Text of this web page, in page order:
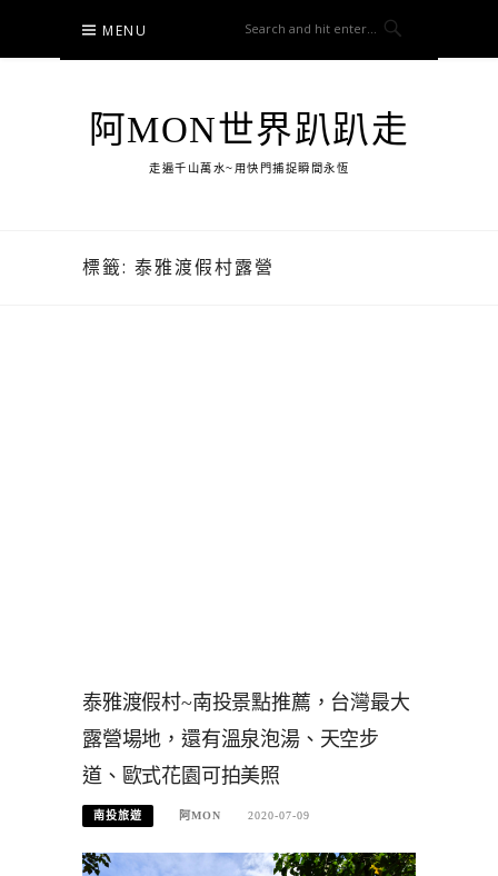
content
MENU
阿MON世界趴趴走
走遍千山萬水~用快門捕捉瞬間永恆
標籤: 泰雅渡假村露營
泰雅渡假村~南投景點推薦，台灣最大
露營場地，還有溫泉泡湯、天空步
道、歐式花園可拍美照
南投旅遊 阿MON 2020-07-09